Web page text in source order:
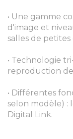
• Une gamme
d'image et
salles de
• Technologie
reproduction
• Différentes
selon modèle) :
Digital Link.